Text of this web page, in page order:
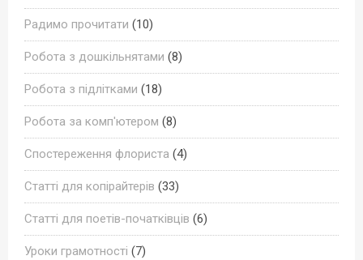
Радимо прочитати (10)
Робота з дошкільнятами (8)
Робота з підлітками (18)
Робота за комп'ютером (8)
Спостереження флориста (4)
Статті для копірайтерів (33)
Статті для поетів-початківців (6)
Уроки грамотності (7)